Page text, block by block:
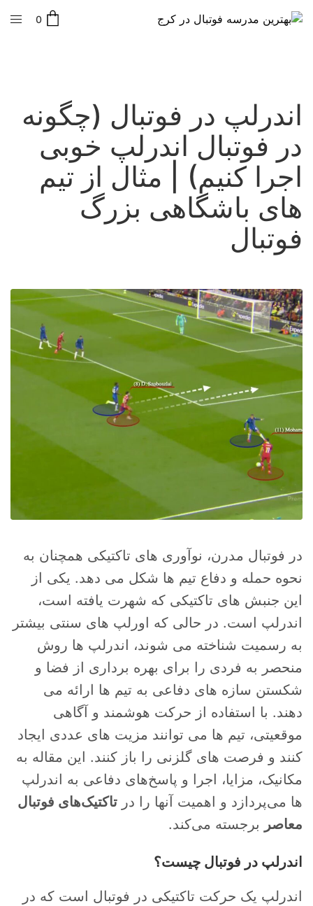
0
اندرلپ در فوتبال (چگونه
در فوتبال اندرلپ خوبی
اجرا کنیم) | مثال از تیم
های باشگاهی بزرگ
فوتبال
در فوتبال مدرن، نوآوری های تاکتیکی همچنان به
نحوه حمله و دفاع تیم ها شکل می دهد. یکی از
این جنبش های تاکتیکی که شهرت یافته است،
اندرلپ است. در حالی که اورلپ های سنتی بیشتر
به رسمیت شناخته می شوند، اندرلپ ها روش
منحصر به فردی را برای بهره برداری از فضا و
شکستن سازه های دفاعی به تیم ها ارائه می
دهند. با استفاده از حرکت هوشمند و آگاهی
موقعیتی، تیم ها می توانند مزیت های عددی ایجاد
کنند و فرصت های گلزنی را باز کنند. این مقاله به
مکانیک، مزایا، اجرا و پاسخ‌های دفاعی به اندرلپ
ها می‌پردازد و اهمیت آنها را درتاکتیک‌های فوتبال
معاصر برجسته می‌کند.
اندرلپ در فوتبال چیست؟
اندرلپ یک حرکت تاکتیکی در فوتبال است که در